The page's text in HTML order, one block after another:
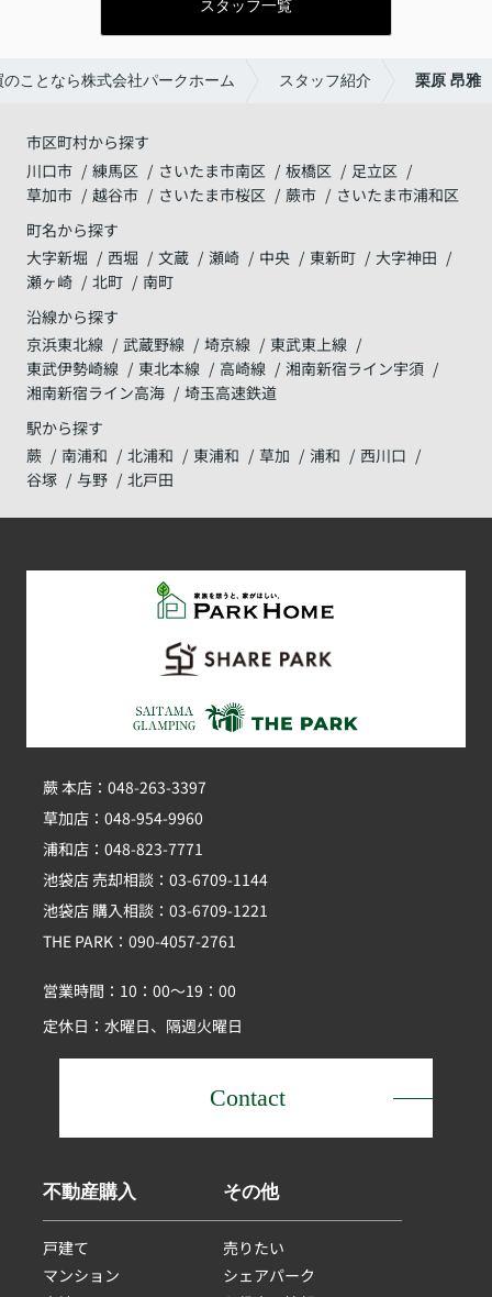
スタッフ一覧
ことなら株式会社パークホーム スタッフ紹介 栗原 昂雅
市区町村から探す
川口市
練馬区 さいたま市南区 板橋区
足立区
草加市
越谷市 さいたま市桜区 蕨市
さいたま市浦和区
町名から探す
大字新堀
西堀 文蔵 瀬崎 中央 東新町
大字神田
瀬ヶ崎
北町
南町
沿線から探す
京浜東北線
武蔵野線 埼京線
東武東上線
東武伊勢崎線
東北本線 高崎線
湘南新宿ライン宇須
湘南新宿ライン高海
埼玉高速鉄道
駅から探す
蕨
南浦和 北浦和 東浦和 草加 浦和
西川口
谷塚
与野 北戸田
蕨 本店：048-263-3397
草加店：048-954-9960
浦和店：048-823-7771
池袋店 売却相談：03-6709-1144
池袋店 購入相談：03-6709-1221
THE PARK：090-4057-2761
営業時間：10：00～19：00
定休日：水曜日、隔週火曜日
Contact
不動産購入
戸建て
マンション
その他
売りたい
シェアパーク